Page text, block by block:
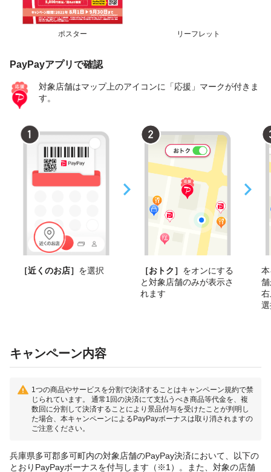
ポスター リーフレット
PayPayアプリで確認
対象店舗はマップ上のアイコンに「応援」マークが付きま
す。
［近くのお店］ を選択 ［おトク］ をオンにする
と対象店舗のみが表示さ
れます
キャンペーン内容
1つの商品やサービスを分割で決済することはキャンペーン規約で禁
じられています。 通常1回の決済にて支払うべき商品等代金を、複
数回に分割して決済することにより景品付与を受けたことが判明し
た場合、本キャンペーンによるPayPayボーナスは取り消されますの
ご注意ください。
兵庫県多可郡多可町内の対象店舗のPayPay決済において、以下の
とおりPayPayボーナスを付与します（※1）。また、対象の店舗